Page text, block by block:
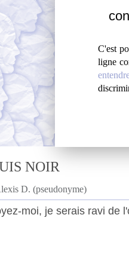
C'est
ligne
NOIR
D. (pseudonyme)
moi, je serais ravi de